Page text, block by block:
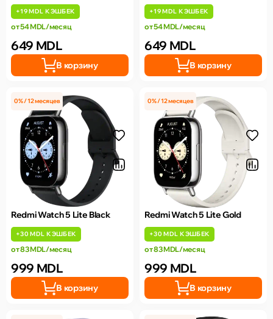
+19 MDL КЭШБЕК
от 54 MDL/месяц
649 MDL
В корзину
+19 MDL КЭШБЕК
от 54 MDL/месяц
649 MDL
В корзину
0% / 12 месяцев
Redmi Watch 5 Lite Black
+30 MDL КЭШБЕК
от 83 MDL/месяц
999 MDL
В корзину
0% / 12 месяцев
Redmi Watch 5 Lite Gold
+30 MDL КЭШБЕК
от 83 MDL/месяц
999 MDL
В корзину